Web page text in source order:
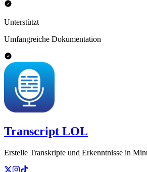
Unterstützt
Umfangreiche Dokumentation
Transcript LOL
Erstelle Transkripte und Erkenntnisse in